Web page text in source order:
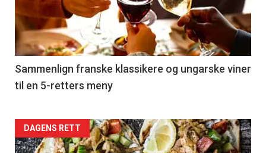
nå
-
5
Sammenlign franske klassikere og ungarske viner
til en 5-retters meny
Forsiden
DAGENS RETT